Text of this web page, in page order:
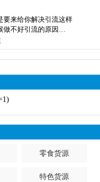
要来给你解决引流这样
做不好引流的原因…
零食货源
特色货源